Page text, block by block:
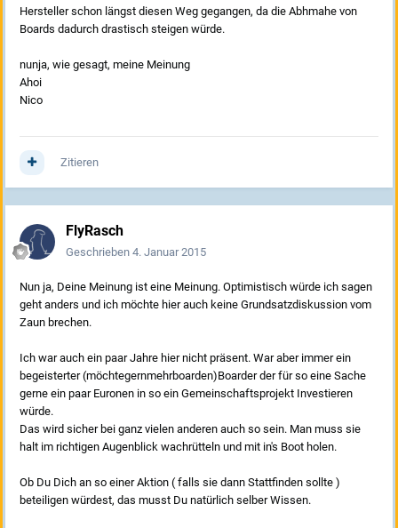
Hersteller schon längst diesen Weg gegangen, da die Abhmahe von
Boards dadurch drastisch steigen würde.
nunja, wie gesagt, meine Meinung
Ahoi
Nico
Zitieren
FlyRasch
Geschrieben 4. Januar 2015
Nun ja, Deine Meinung ist eine Meinung. Optimistisch würde ich sagen
geht anders und ich möchte hier auch keine Grundsatzdiskussion vom
Zaun brechen.
Ich war auch ein paar Jahre hier nicht präsent. War aber immer ein
begeisterter (möchtegernmehrboarden)Boarder der für so eine Sache
gerne ein paar Euronen in so ein Gemeinschaftsprojekt Investieren
würde.
Das wird sicher bei ganz vielen anderen auch so sein. Man muss sie
halt im richtigen Augenblick wachrütteln und mit in's Boot holen.
Ob Du Dich an so einer Aktion ( falls sie dann Stattfinden sollte )
beteiligen würdest, das musst Du natürlich selber Wissen.